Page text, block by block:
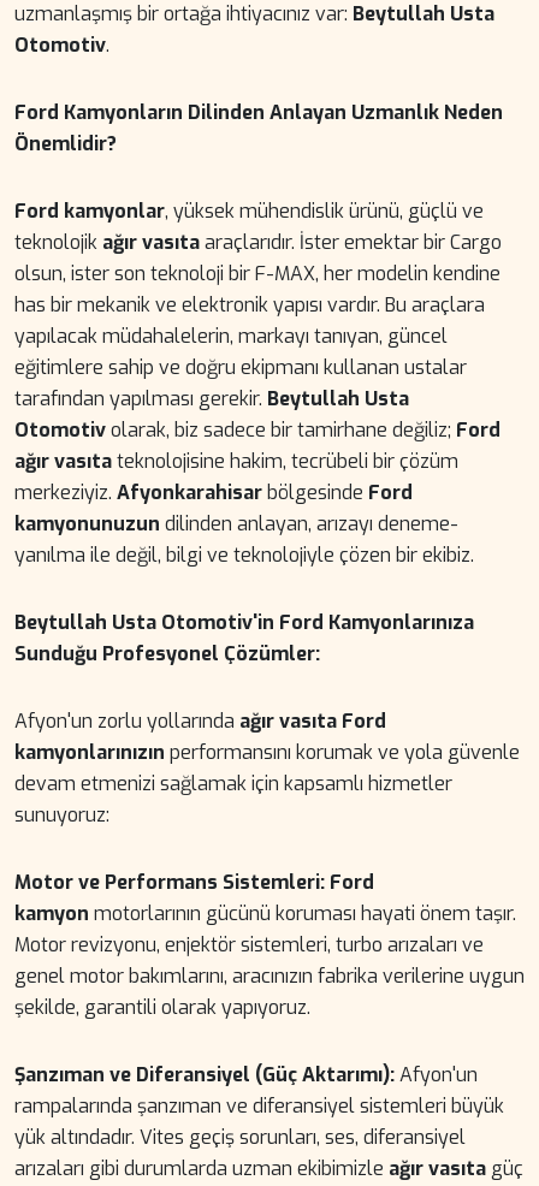
uzmanlaşmış bir ortağa ihtiyacınız var: Beytullah Usta
Otomotiv.
Ford Kamyonların Dilinden Anlayan Uzmanlık Neden
Önemlidir?
Ford kamyonlar, yüksek mühendislik ürünü, güçlü ve
teknolojik ağır vasıtaaraçlarıdır. İster emektar bir Cargo
olsun, ister son teknoloji bir F-MAX, her modelin kendine
has bir mekanik ve elektronik yapısı vardır. Bu araçlara
yapılacak müdahalelerin, markayı tanıyan, güncel
eğitimlere sahip ve doğru ekipmanı kullanan ustalar
tarafından yapılması gerekir. Beytullah Usta
Otomotivolarak, biz sadece bir tamirhane değiliz; Ford
ağır vasıtateknolojisine hakim, tecrübeli bir çözüm
merkeziyiz. Afyonkarahisarbölgesinde Ford
kamyonunuzun dilinden anlayan, arızayı deneme-
yanılma ile değil, bilgi ve teknolojiyle çözen bir ekibiz.
Beytullah Usta Otomotiv'in Ford Kamyonlarınıza
Sunduğu Profesyonel Çözümler:
Afyon'un zorlu yollarında ağır vasıta Ford
kamyonlarınızın performansını korumak ve yola güvenle
devam etmenizi sağlamak için kapsamlı hizmetler
sunuyoruz:
Motor ve Performans Sistemleri: Ford
kamyon motorlarının gücünü koruması hayati önem taşır.
Motor revizyonu, enjektör sistemleri, turbo arızaları ve
genel motor bakımlarını, aracınızın fabrika verilerine uygun
şekilde, garantili olarak yapıyoruz.
Şanzıman ve Diferansiyel (Güç Aktarımı):Afyon'un
rampalarında şanzıman ve diferansiyel sistemleri büyük
yük altındadır. Vites geçiş sorunları, ses, diferansiyel
arızaları gibi durumlarda uzman ekibimizle ağır vasıta güç